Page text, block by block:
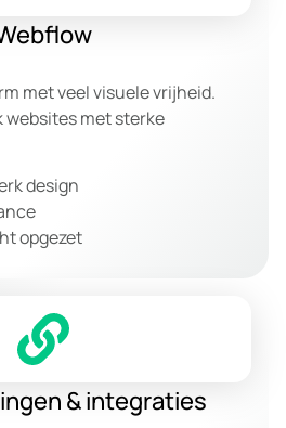
met veel visuele vrijheid.
websites met sterke
design
opgezet
& integraties